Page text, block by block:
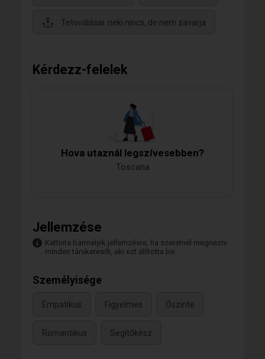
Tetoválásai: neki nincs, de nem zavarja
Kérdezz-felelek
Hova utaznál legszívesebben?
Toscana
Jellemzése
Kattints bármelyik jellemzésre, ha szeretnél megnézni
minden társkeresőt, aki ezt állította be.
Személyisége
Empatikus Figyelmes Őszinte
Romantikus Segítőkész